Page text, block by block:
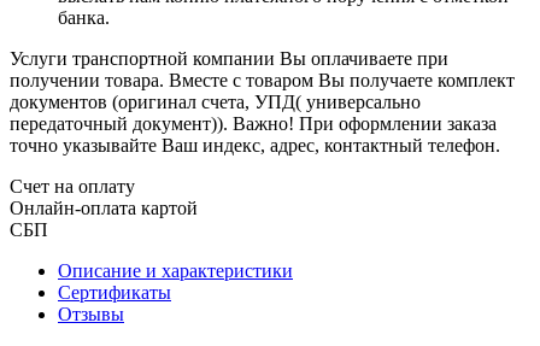
банка.
Услуги транспортной компании Вы оплачиваете при
получении товара. Вместе с товаром Вы получаете комплект
документов (оригинал счета, УПД( универсально
передаточный документ)). Важно! При оформлении заказа
точно указывайте Ваш индекс, адрес, контактный телефон.
Счет на оплату
Онлайн-оплата картой
СБП
Описание и характеристики
Сертификаты
Отзывы